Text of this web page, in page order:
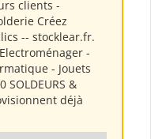
clients -
Créez
-- stocklear.fr.
-
- Jouets
SOLDEURS &
déjà